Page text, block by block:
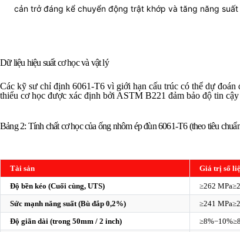
cản trở đáng kể chuyển động trật khớp và tăng năng
Dữ liệu hiệu suất cơ học và vật lý
Các kỹ sư chỉ định 6061-T6 vì giới hạn cấu trúc có thể dự
thiểu cơ học được xác định bởi ASTM B221 đảm bảo độ tin cậy
Bảng 2: Tính chất cơ học của ống nhôm ép đùn 6061-T6 (theo tiêu
Tài sản Giá trị số
Độ bền kéo (Cuối cùng, UTS)
≥262 MPa≥
Sức mạnh năng suất (Bù đắp 0,2%)
≥241 MPa≥
Độ giãn dài (trong 50mm / 2 inch)
≥8%−10%≥